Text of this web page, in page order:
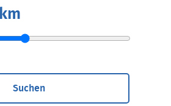
Suchen